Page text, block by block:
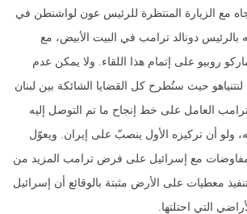
مع الزيارة المنتظرة للرئيس عون لواشنطن في
بالرئيس دونالد ترامب في البيت الأبيض، مع
روبيو على إتمام هذا اللقاء. ولا يمكن عدم
لنتنياهو حيث ستُطرح كل القضايا الشائكة بين لبنان
العامل على خط إنجاح ما تم التوصل إليه
ولو أن تركيزه الأول ينصبّ على إيران. ويعوّل
المفاوضات مع إسرائيل على فرض ترامب المزيد من
معطيات على الأرض مثبتة بالوقائع أن إسرائيل
التي احتلتها.